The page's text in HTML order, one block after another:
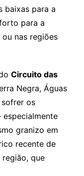
baixas para a
para a
nas regiões
Circuito das
Negra, Águas
os
granizo em
recente de
que